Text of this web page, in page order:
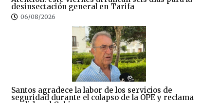
desinsectación general en Tarifa
06/08/2026
Santos agradece la labor de los servicios de
seguridad durante el colapso de la OPE y reclama